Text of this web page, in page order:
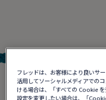
フレッドは、お客様により良いサ
活用してソーシャルメディアでの
ける場合は、「すべての Cookie
設定を変更したい場合は、「